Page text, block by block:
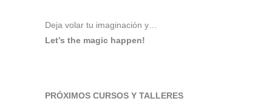
Deja volar tu imaginación y…
Let’s the magic happen!
PRÓXIMOS CURSOS Y TALLERES